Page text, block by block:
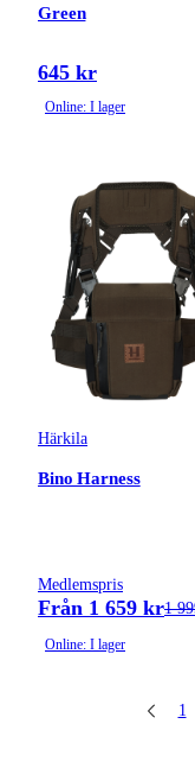
Green
645 kr
Online: I lager
Härkila
Bino Harness
Medlemspris
Från 1 659 kr1
Online: I lager
1